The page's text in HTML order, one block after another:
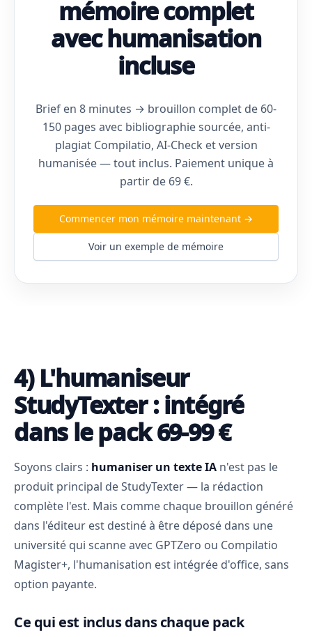
mémoire complet
avec humanisation
incluse
Brief en 8 minutes → brouillon complet de 60-
150 pages avec bibliographie sourcée, anti-
plagiat Compilatio, AI-Check et version
humanisée — tout inclus. Paiement unique à
partir de 69 €.
Commencer mon mémoire maintenant →
Voir un exemple de mémoire
4) L'humaniseur
StudyTexter : intégré
dans le pack 69-99 €
Soyons clairs : humaniser un texte IA n'est pas le
produit principal de StudyTexter — la rédaction
complète l'est. Mais comme chaque brouillon généré
dans l'éditeur est destiné à être déposé dans une
université qui scanne avec GPTZero ou Compilatio
Magister+, l'humanisation est intégrée d'office, sans
option payante.
Ce qui est inclus dans chaque pack